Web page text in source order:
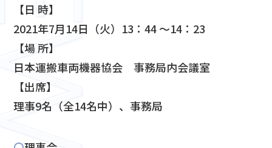
【⽇ 時】
2021年7月14日（火）13：44 ～14：23
【場 所】
日本運搬車両機器協会 事務局内会議室
【出席】
理事9名（全14名中）、事務局